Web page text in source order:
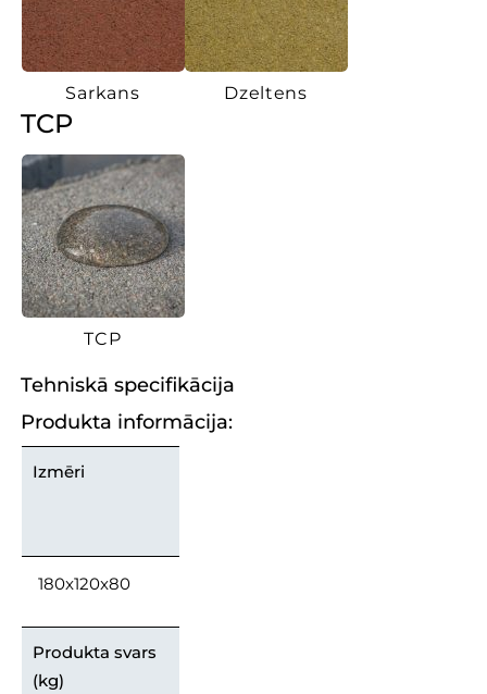
Sarkans Dzeltens
TCP
TCP
Tehniskā specifikācija
Produkta informācija:
Izmēri
180x120x80
Produkta svars
(kg)